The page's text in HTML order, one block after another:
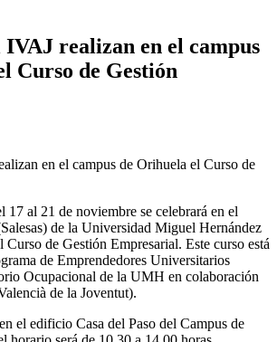
realizan en el campus
Curso de Gestión
en el campus de Orihuela el Curso de
17 al 21 de noviembre se celebrará en el
de la Universidad Miguel Hernández
de Gestión Empresarial. Este curso está
de Emprendedores Universitarios
Ocupacional de la UMH en colaboración
de la Joventut).
el edificio Casa del Paso del Campus de